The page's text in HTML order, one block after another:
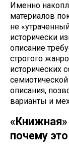
Именно
материалов
не
исторически
описание
строгого
исторических
описания,
варианты и
почему